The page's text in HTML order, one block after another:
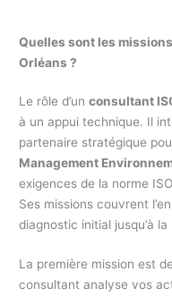
Quelles sont les
Orléans ?
Le rôle d’unconsultant
à un appui technique. Il
partenaire stratégique
Management
exigences de la norme
Ses missions couvrent
diagnostic initial jusqu’à
La première mission est
consultant analyse vos